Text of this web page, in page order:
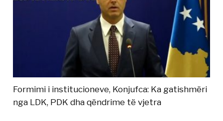
Formimi i institucioneve, Konjufca: Ka gatishmëri
nga LDK, PDK dha qëndrime të vjetra